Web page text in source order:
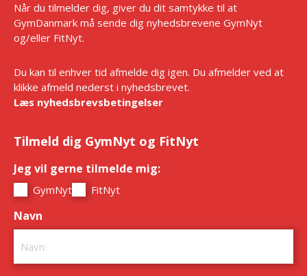
Når du tilmelder dig, giver du dit samtykke til at
GymDanmark må sende dig nyhedsbrevene GymNyt
og/eller FitNyt.
Du kan til enhver tid afmelde dig igen. Du afmelder ved at
klikke afmeld nederst i nyhedsbrevet.
Læs nyhedsbrevsbetingelser
Tilmeld dig GymNyt og FitNyt
Jeg vil gerne tilmelde mig:
GymNyt FitNyt
Navn